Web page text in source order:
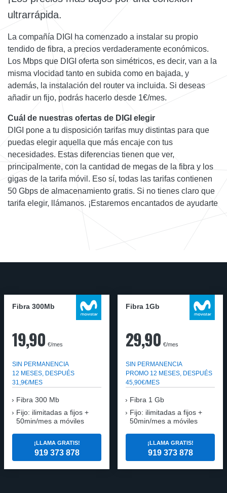
ultrarrápida.
La compañía DIGI ha comenzado a instalar su propio
tendido de fibra, a precios verdaderamente económicos.
Los Mbps que DIGI oferta son simétricos, es decir, van a la
misma vlocidad tanto en subida como en bajada, y
además, la instalación del router va incluida. Si deseas
añadir un fijo, podrás hacerlo desde 1€/mes.
Cuál de nuestras ofertas de DIGI elegir
DIGI pone a tu disposición tarifas muy distintas para que
puedas elegir aquella que más encaje con tus
necesidades. Estas diferencias tienen que ver,
principalmente, con la cantidad de megas de la fibra y los
gigas de la tarifa móvil. Eso sí, todas las tarifas contienen
50 Gbps de almacenamiento gratis. Si no tienes claro que
tarifa elegir, llámanos. ¡Estaremos encantados de ayudarte
Fibra 300Mb
19,90 €/mes
SIN PERMANENCIA
12 MESES, DESPUÉS
31,9€/MES
Fibra 300 Mb
Fijo: ilimitadas a fijos +
50min/mes a móviles
¡LLAMA GRATIS!
919 373 878
Fibra 1Gb
29,90 €/mes
SIN PERMANENCIA
PROMO 12 MESES, DESPUÉS
45,90€/MES
Fibra 1 Gb
Fijo: ilimitadas a fijos +
50min/mes a móviles
¡LLAMA GRATIS!
919 373 878